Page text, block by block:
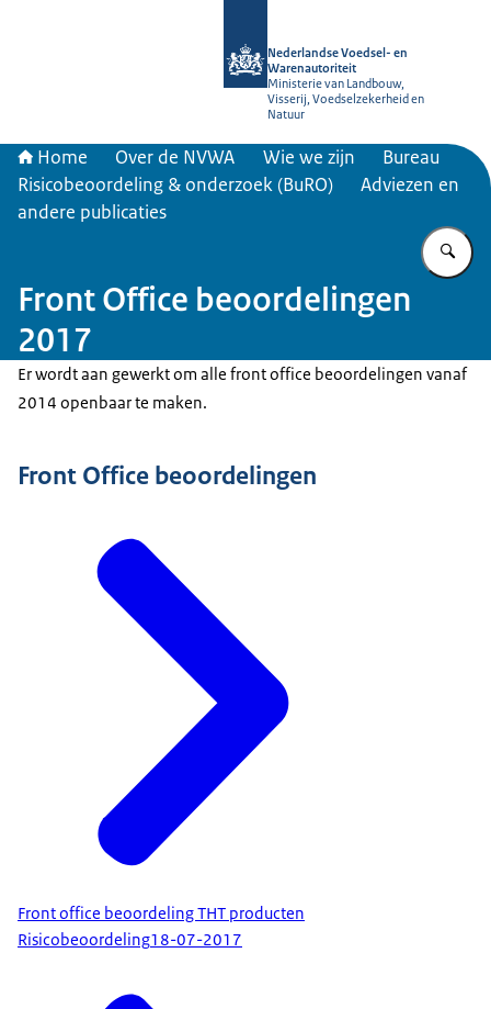
Nederlandse Voedsel- en
Warenautoriteit
Ministerie van Landbouw,
Visserij, Voedselzekerheid en
Natuur
Home Over de NVWA Wie we zijn
Bureau
Risicobeoordeling & onderzoek (BuRO)
Adviezen en
andere publicaties
Front Office beoordelingen
2017
Er wordt aan gewerkt om alle front office beoordelingen vanaf
2014 openbaar te maken.
Front Office beoordelingen
Front office beoordeling THT producten
Risicobeoordeling18-07-2017